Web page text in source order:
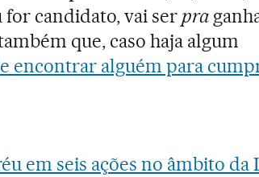
for candidato, vai ser pra
que, caso haja algum
encontrar alguém para
em seis ações no âmbito da